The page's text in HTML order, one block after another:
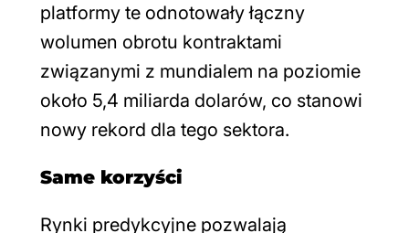
platformy te odnotowały łączny
wolumen obrotu kontraktami
związanymi z mundialem na poziomie
około 5,4 miliarda dolarów, co stanowi
nowy rekord dla tego sektora.
Same korzyści
Rynki predykcyjne pozwalają